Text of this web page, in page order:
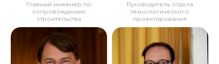
Главный инженер по
сопровождению
строительства
Руководитель отдела
технологического
проектирования